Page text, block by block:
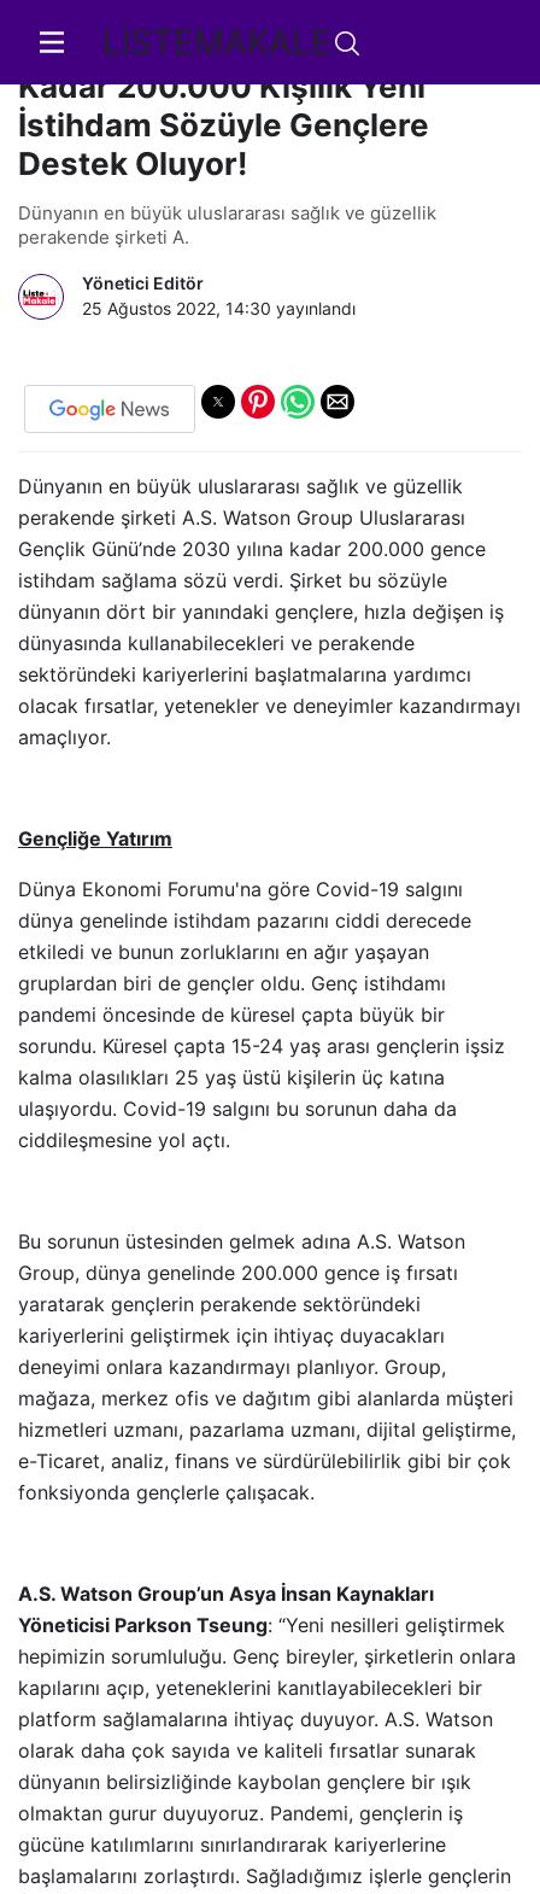
LİSTEMAKALE
A.S. Watson Group 2030 Yılına
Kadar 200.000 Kişilik Yeni
İstihdam Sözüyle Gençlere
Destek Oluyor!
Dünyanın en büyük uluslararası sağlık ve güzellik
perakende şirketi A.
Yönetici Editör
25 Ağustos 2022, 14:30 yayınlandı
Dünyanın en büyük uluslararası sağlık ve güzellik
perakende şirketi A.S. Watson Group Uluslararası
Gençlik Günü’nde 2030 yılına kadar 200.000 gence
istihdam sağlama sözü verdi. Şirket bu sözüyle
dünyanın dört bir yanındaki gençlere, hızla değişen iş
dünyasında kullanabilecekleri ve perakende
sektöründeki kariyerlerini başlatmalarına yardımcı
olacak fırsatlar, yetenekler ve deneyimler kazandırmayı
amaçlıyor.
Gençliğe Yatırım
Dünya Ekonomi Forumu'na göre Covid-19 salgını
dünya genelinde istihdam pazarını ciddi derecede
etkiledi ve bunun zorluklarını en ağır yaşayan
gruplardan biri de gençler oldu. Genç istihdamı
pandemi öncesinde de küresel çapta büyük bir
sorundu. Küresel çapta 15-24 yaş arası gençlerin işsiz
kalma olasılıkları 25 yaş üstü kişilerin üç katına
ulaşıyordu. Covid-19 salgını bu sorunun daha da
ciddileşmesine yol açtı.
Bu sorunun üstesinden gelmek adına A.S. Watson
Group, dünya genelinde 200.000 gence iş fırsatı
yaratarak gençlerin perakende sektöründeki
kariyerlerini geliştirmek için ihtiyaç duyacakları
deneyimi onlara kazandırmayı planlıyor. Group,
mağaza, merkez ofis ve dağıtım gibi alanlarda müşteri
hizmetleri uzmanı, pazarlama uzmanı, dijital geliştirme,
e-Ticaret, analiz, finans ve sürdürülebilirlik gibi bir çok
fonksiyonda gençlerle çalışacak.
A.S. Watson Group’un Asya İnsan Kaynakları
Yöneticisi Parkson Tseung: “Yeni nesilleri geliştirmek
hepimizin sorumluluğu. Genç bireyler, şirketlerin onlara
kapılarını açıp, yeteneklerini kanıtlayabilecekleri bir
platform sağlamalarına ihtiyaç duyuyor. A.S. Watson
olarak daha çok sayıda ve kaliteli fırsatlar sunarak
dünyanın belirsizliğinde kaybolan gençlere bir ışık
olmaktan gurur duyuyoruz. Pandemi, gençlerin iş
gücüne katılımlarını sınırlandırarak kariyerlerine
başlamalarını zorlaştırdı. Sağladığımız işlerle gençlerin